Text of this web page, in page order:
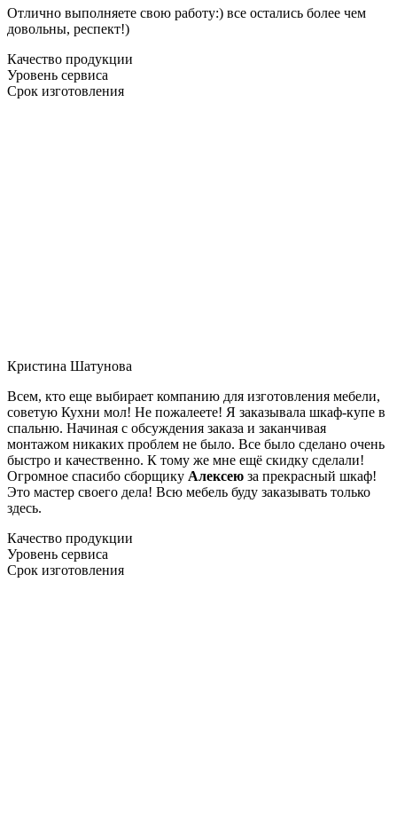
Отлично выполняете свою работу:) все остались более чем
довольны, респект!)
Качество продукции
Уровень сервиса
Срок изготовления
Кристина Шатунова
Всем, кто еще выбирает компанию для изготовления мебели,
советую Кухни мол! Не пожалеете! Я заказывала шкаф-купе в
спальню. Начиная с обсуждения заказа и заканчивая
монтажом никаких проблем не было. Все было сделано очень
быстро и качественно. К тому же мне ещё скидку сделали!
Огромное спасибо сборщику Алексею за прекрасный шкаф!
Это мастер своего дела! Всю мебель буду заказывать только
здесь.
Качество продукции
Уровень сервиса
Срок изготовления